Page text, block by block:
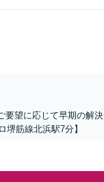
要望に応じて早期の解決
筋線北浜駅7分】